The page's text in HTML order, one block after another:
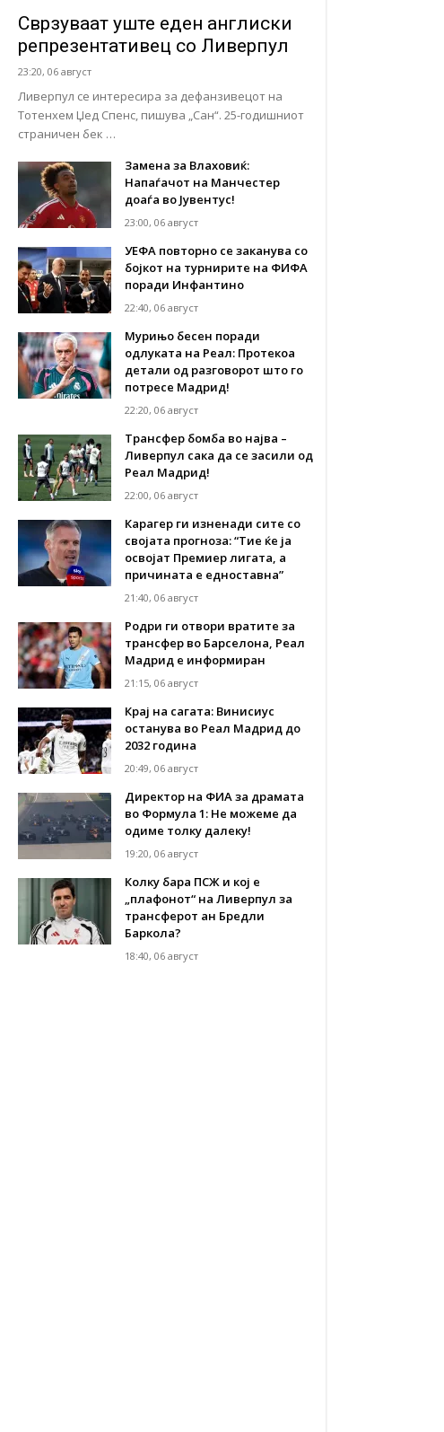
Сврзуваат уште еден англиски
репрезентативец со Ливерпул
23:20, 06 август
Ливерпул се интересира за дефанзивецот на
Тотенхем Џед Спенс, пишува „Сан“. 25-годишниот
страничен бек …
Замена за Влаховиќ:
Напаѓачот на Манчестер
доаѓа во Јувентус!
23:00, 06 август
УЕФА повторно се заканува со
бојкот на турнирите на ФИФА
поради Инфантино
22:40, 06 август
Мурињо бесен поради
одлуката на Реал: Протекоа
детали од разговорот што го
потресе Мадрид!
22:20, 06 август
Трансфер бомба во најва –
Ливерпул сака да се засили од
Реал Мадрид!
22:00, 06 август
Карагер ги изненади сите со
својата прогноза: “Тие ќе ја
освојат Премиер лигата, а
причината е едноставна”
21:40, 06 август
Родри ги отвори вратите за
трансфер во Барселона, Реал
Мадрид е информиран
21:15, 06 август
Крај на сагата: Винисиус
останува во Реал Мадрид до
2032 година
20:49, 06 август
Директор на ФИА за драмата
во Формула 1: Не можеме да
одиме толку далеку!
19:20, 06 август
Колку бара ПСЖ и кој е
„плафонот“ на Ливерпул за
трансферот ан Бредли
Баркола?
18:40, 06 август